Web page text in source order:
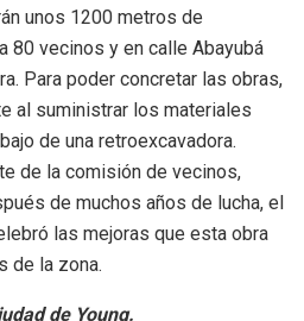
unos 1200 metros de
80 vecinos y en calle Abayubá
Para poder concretar las obras,
al suministrar los materiales
de una retroexcavadora.
de la comisión de vecinos,
de muchos años de lucha, el
las mejoras que esta obra
de la zona.
de Young.